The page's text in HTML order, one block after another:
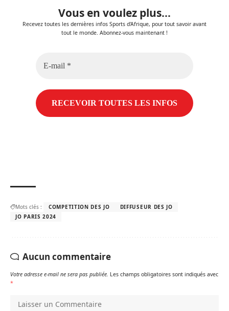
Vous en voulez plus...
Recevez toutes les dernières infos Sports d'Afrique, pour tout savoir avant
tout le monde. Abonnez-vous maintenant !
Mots clés : COMPETITION DES JO
DIFFUSEUR DES JO
JO PARIS 2024
Aucun commentaire
Votre adresse e-mail ne sera pas publiée. Les champs obligatoires sont indiqués avec
*